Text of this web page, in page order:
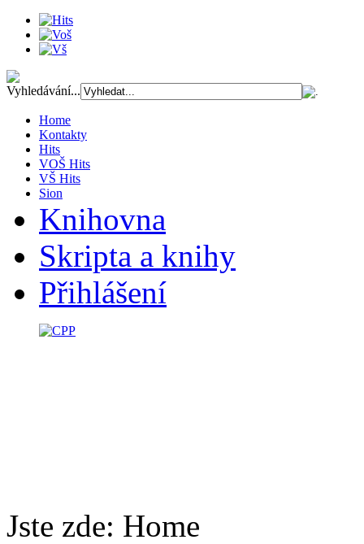
Vyhledávání...
Home
Kontakty
Hits
VOŠ Hits
VŠ Hits
Sion
Knihovna
Skripta a knihy
Přihlášení
Jste zde: Home